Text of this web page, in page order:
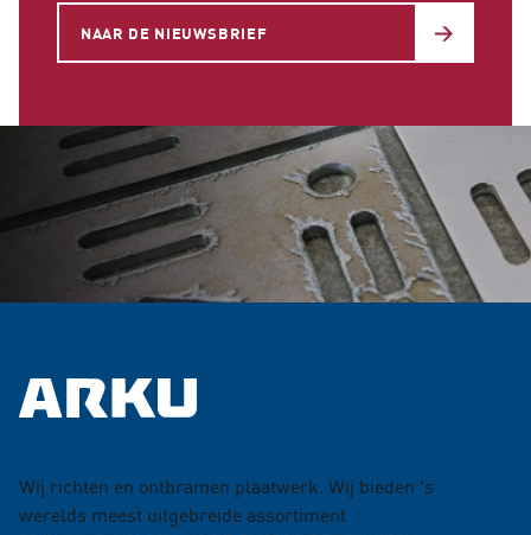
NAAR DE NIEUWSBRIEF
Wij richten en ontbramen plaatwerk. Wij bieden 's
werelds meest uitgebreide assortiment